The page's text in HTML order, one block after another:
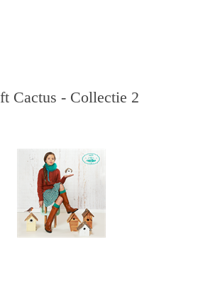
Cactus - Collectie 2